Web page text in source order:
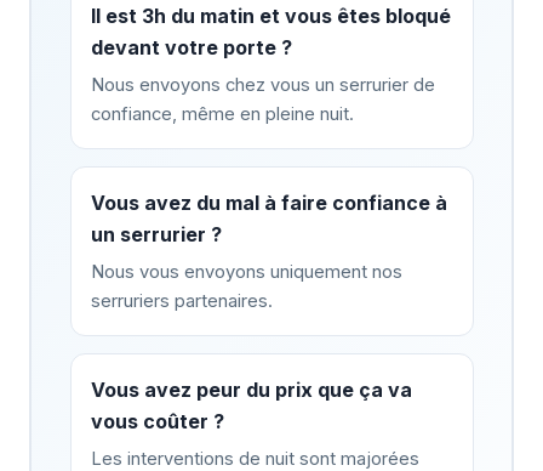
Il est 3h du matin et vous êtes bloqué
devant votre porte ?
Nous envoyons chez vous un serrurier de
confiance, même en pleine nuit.
Vous avez du mal à faire confiance à
un serrurier ?
Nous vous envoyons uniquement nos
serruriers partenaires.
Vous avez peur du prix que ça va
vous coûter ?
Les interventions de nuit sont majorées